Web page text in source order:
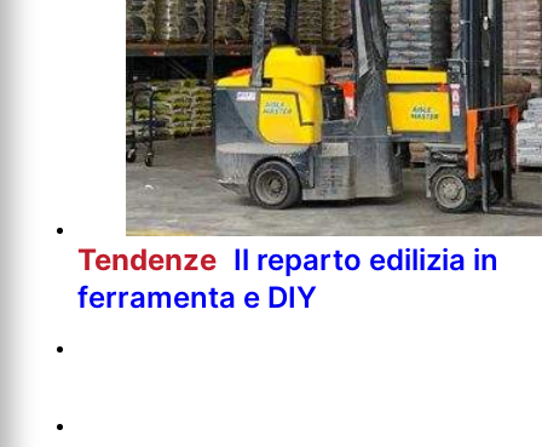
Tendenze Il reparto edilizia in
ferramenta e DIY